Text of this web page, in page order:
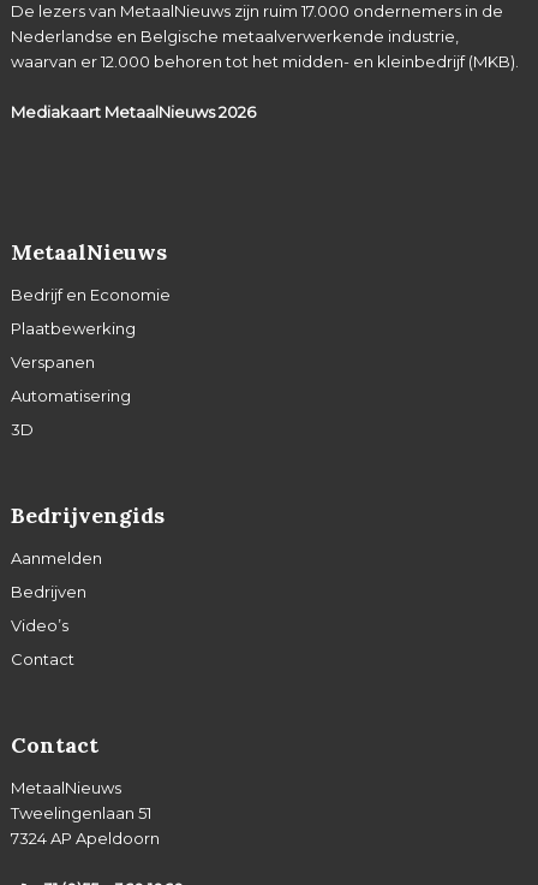
De lezers van MetaalNieuws zijn ruim 17.000 ondernemers in de
Nederlandse en Belgische metaalverwerkende industrie,
waarvan er 12.000 behoren tot het midden- en kleinbedrijf (MKB).
Mediakaart MetaalNieuws2026
MetaalNieuws
Bedrijf en Economie
Plaatbewerking
Verspanen
Automatisering
3D
Bedrijvengids
Aanmelden
Bedrijven
Video’s
Contact
Contact
MetaalNieuws
Tweelingenlaan 51
7324 AP Apeldoorn